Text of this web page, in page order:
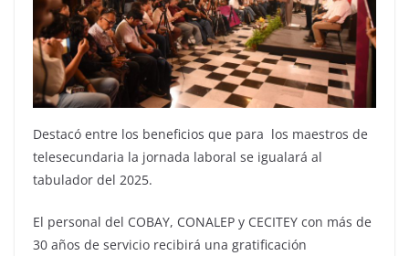
Destacó entre los beneficios que para los maestros de
telesecundaria la jornada laboral se igualará al
tabulador del 2025.
El personal del COBAY, CONALEP y CECITEY con más de
30 años de servicio recibirá una gratificación